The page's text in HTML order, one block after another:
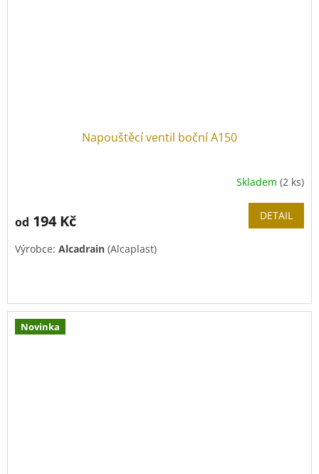
Napouštěcí ventil boční A150
Skladem (2 ks)
od 194 Kč DETAIL
Výrobce: Alcadrain (Alcaplast)
Novinka